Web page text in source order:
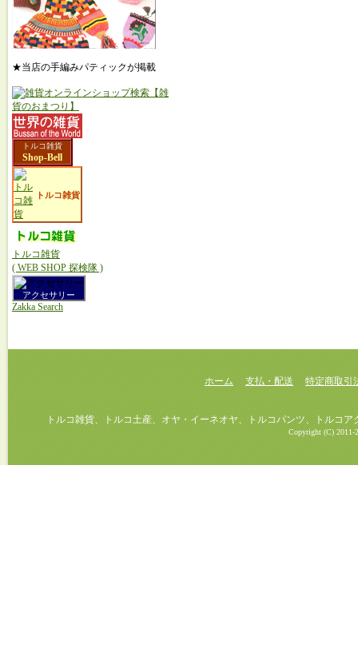
★当店の手編みパティックが掲載
トルコ雑貨
Shop-Bell
トルコ雑貨
トルコ雑貨
( WEB SHOP 探検隊 )
アクセサリー
Zakka Search
ホーム 支払・配送 特定商取引
トルコ雑貨、トルコ土産、オヤ・イーネオヤ、トルコパンツ、トルコアク
Copyright (C) 2011-